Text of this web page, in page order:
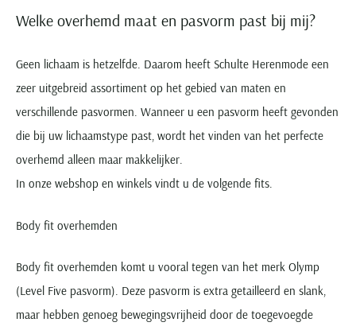
Welke overhemd maat en pasvorm past bij mij?
Geen lichaam is hetzelfde. Daarom heeft Schulte Herenmode een
zeer uitgebreid assortiment op het gebied van maten en
verschillende pasvormen. Wanneer u een pasvorm heeft gevonden
die bij uw lichaamstype past, wordt het vinden van het perfecte
overhemd alleen maar makkelijker.
In onze webshop en winkels vindt u de volgende fits.
Body fit overhemden
Body fit overhemden komt u vooral tegen van het merk Olymp
(Level Five pasvorm). Deze pasvorm is extra getailleerd en slank,
maar hebben genoeg bewegingsvrijheid door de toegevoegde